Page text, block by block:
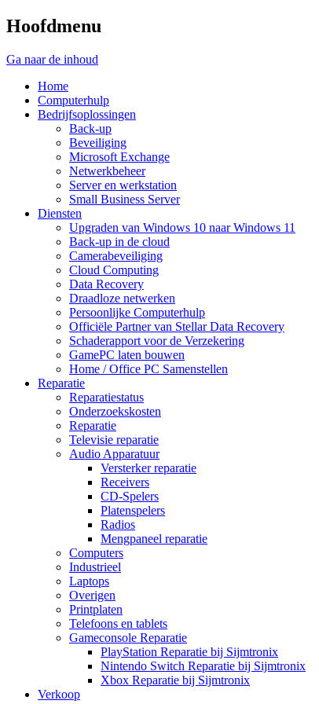
Hoofdmenu
Ga naar de inhoud
Home
Computerhulp
Bedrijfsoplossingen
Back-up
Beveiliging
Microsoft Exchange
Netwerkbeheer
Server en werkstation
Small Business Server
Diensten
Upgraden van Windows 10 naar Windows 11
Back-up in de cloud
Camerabeveiliging
Cloud Computing
Data Recovery
Draadloze netwerken
Persoonlijke Computerhulp
Officiële Partner van Stellar Data Recovery
Schaderapport voor de Verzekering
GamePC laten bouwen
Home / Office PC Samenstellen
Reparatie
Reparatiestatus
Onderzoekskosten
Reparatie
Televisie reparatie
Audio Apparatuur
Versterker reparatie
Receivers
CD-Spelers
Platenspelers
Radios
Mengpaneel reparatie
Computers
Industrieel
Laptops
Overigen
Printplaten
Telefoons en tablets
Gameconsole Reparatie
PlayStation Reparatie bij Sijmtronix
Nintendo Switch Reparatie bij Sijmtronix
Xbox Reparatie bij Sijmtronix
Verkoop